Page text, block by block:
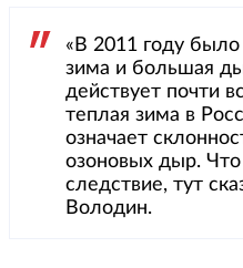
«В 2011 году
зима и большая
действует почти
теплая зима в
означает
озоновых дыр.
следствие, тут
Володин.